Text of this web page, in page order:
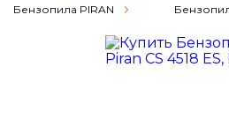
Бензопила PIRAN